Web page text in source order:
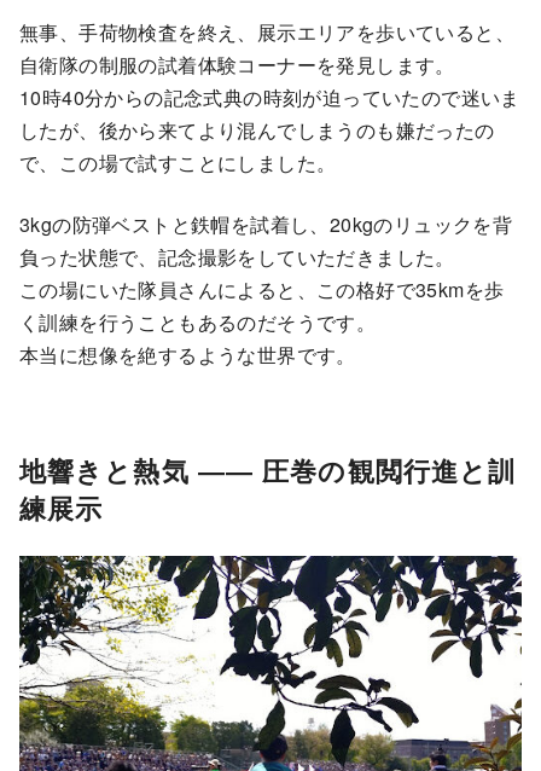
無事、手荷物検査を終え、展示エリアを歩いていると、
自衛隊の制服の試着体験コーナーを発見します。
10時40分からの記念式典の時刻が迫っていたので迷いま
したが、後から来てより混んでしまうのも嫌だったの
で、この場で試すことにしました。
3kgの防弾ベストと鉄帽を試着し、20kgのリュックを背
負った状態で、記念撮影をしていただきました。
この場にいた隊員さんによると、この格好で35kmを歩
く訓練を行うこともあるのだそうです。
本当に想像を絶するような世界です。
地響きと熱気 ―― 圧巻の観閲行進と訓
練展示